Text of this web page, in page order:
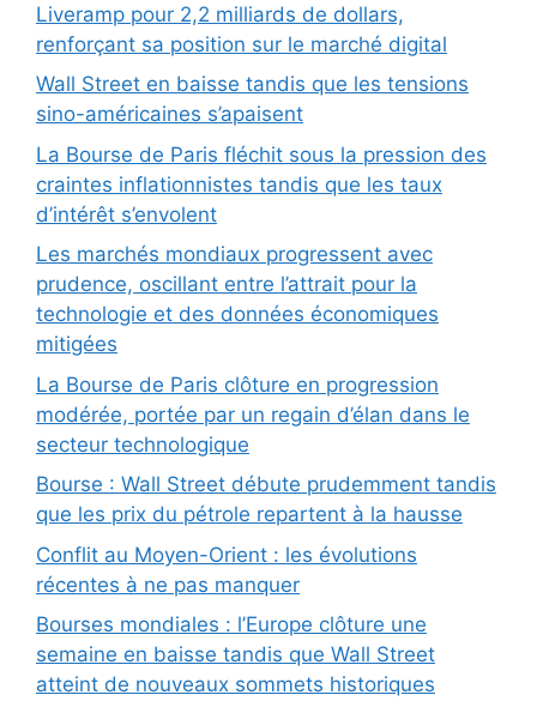
Liveramp pour 2,2 milliards de dollars,
renforçant sa position sur le marché digital
Wall Street en baisse tandis que les tensions
sino-américaines s’apaisent
La Bourse de Paris fléchit sous la pression des
craintes inflationnistes tandis que les taux
d’intérêt s’envolent
Les marchés mondiaux progressent avec
prudence, oscillant entre l’attrait pour la
technologie et des données économiques
mitigées
La Bourse de Paris clôture en progression
modérée, portée par un regain d’élan dans le
secteur technologique
Bourse : Wall Street débute prudemment tandis
que les prix du pétrole repartent à la hausse
Conflit au Moyen-Orient : les évolutions
récentes à ne pas manquer
Bourses mondiales : l’Europe clôture une
semaine en baisse tandis que Wall Street
atteint de nouveaux sommets historiques